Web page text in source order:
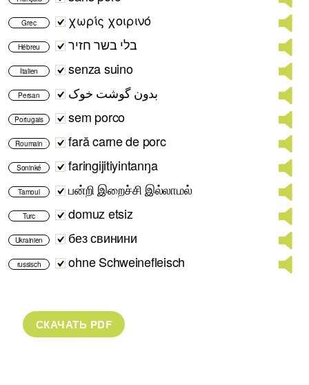
Grec χωρίς χοιρινό
Hébreu בלי בשר חזיר
Italien senza suino
Persan بدون گوشت خوک
Portugais sem porco
Roumain fară carne de porc
Soninké faringijitiyintanŋa
Tamoul பன்றி இறைச்சி இல்லாமல்
Turc domuz etsiz
Ukrainien без свинини
russisch ohne Schweinefleisch